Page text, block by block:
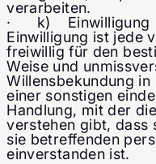
verarbeiten.
· k) Einwilligung
Einwilligung ist jede
freiwillig für den
Weise und
Willensbekundung
einer sonstigen
Handlung, mit der
verstehen gibt, dass
sie betreffenden
einverstanden ist.